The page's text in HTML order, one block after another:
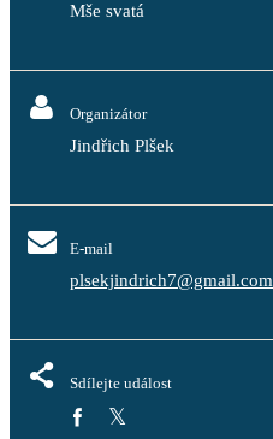
Mše svatá
Organizátor
Jindřich Plšek
E-mail
plsekjindrich7@gmail.com
Sdílejte událost